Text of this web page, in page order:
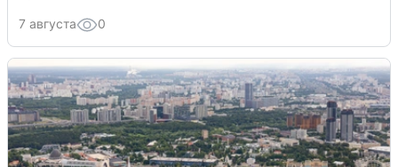
7 августа 0